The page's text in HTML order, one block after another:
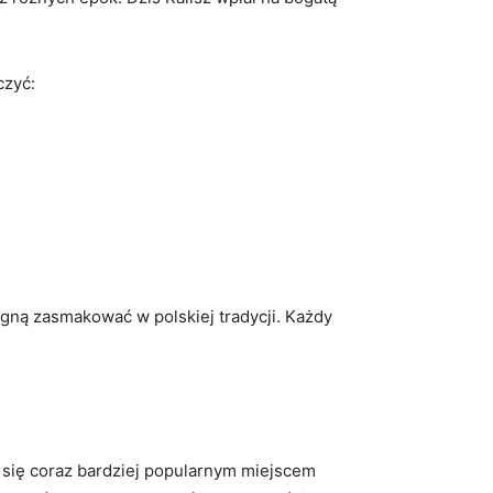
zasmakować ⁣w polskiej tradycji. ⁢Każdy
coraz ‌bardziej‍ popularnym miejscem